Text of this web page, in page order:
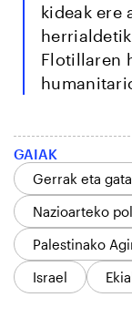
kideak ere
Flotillaren
GAIAK
Gerrak eta
Nazioarteko
Palestinako
Israel